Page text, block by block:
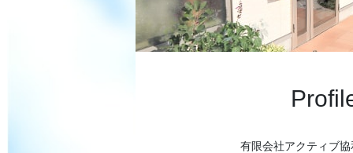
有限会社アクティブ